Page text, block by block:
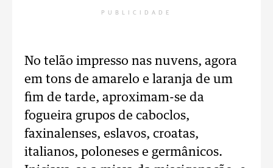
PUBLICIDADE
No telão impresso nas nuvens, agora
em tons de amarelo e laranja de um
fim de tarde, aproximam-se da
fogueira grupos de caboclos,
faxinalenses, eslavos, croatas,
italianos, poloneses e germânicos.